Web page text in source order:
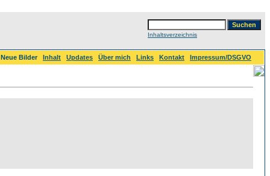
Inhaltsverzeichnis
Neue Bilder Inhalt Updates Über mich Links Kontakt
Impressum/DSGVO